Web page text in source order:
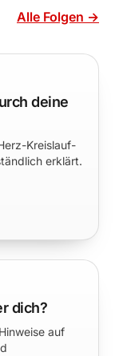
Alle Folgen →
deine
Kreislauf-
erklärt.
dich?
auf